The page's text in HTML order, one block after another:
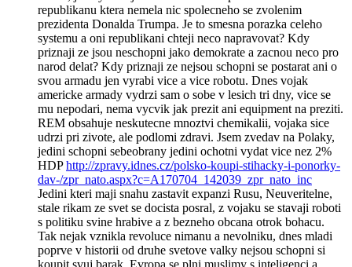
republikanu ktera nemela nic spolecneho se zvolenim
prezidenta Donalda Trumpa. Je to smesna porazka celeho
systemu a oni republikani chteji neco napravovat? Kdy
priznaji ze jsou neschopni jako demokrate a zacnou neco pro
narod delat? Kdy priznaji ze nejsou schopni se postarat ani o
svou armadu jen vyrabi vice a vice robotu. Dnes vojak
americke armady vydrzi sam o sobe v lesich tri dny, vice se
mu nepodari, nema vycvik jak prezit ani equipment na preziti.
REM obsahuje neskutecne mnoztvi chemikalii, vojaka sice
udrzi pri zivote, ale podlomi zdravi. Jsem zvedav na Polaky,
jedini schopni sebeobrany jedini ochotni vydat vice nez 2%
HDPhttp://zpravy.idnes.cz/polsko-koupi-stihacky-i-ponorky-
dav-/zpr_nato.aspx?c=A170704_142039_zpr_nato_inc
Jedini kteri maji snahu zastavit expanzi Rusu, Neuveritelne,
stale rikam ze svet se docista posral, z vojaku se stavaji roboti
s politiku svine hrabive a z bezneho obcana otrok bohacu.
Tak nejak vznikla revoluce nimanu a nevolniku, dnes mladi
poprve v historii od druhe svetove valky nejsou schopni si
koupit svuj barak, Evropa se plni muslimy s inteligenci a